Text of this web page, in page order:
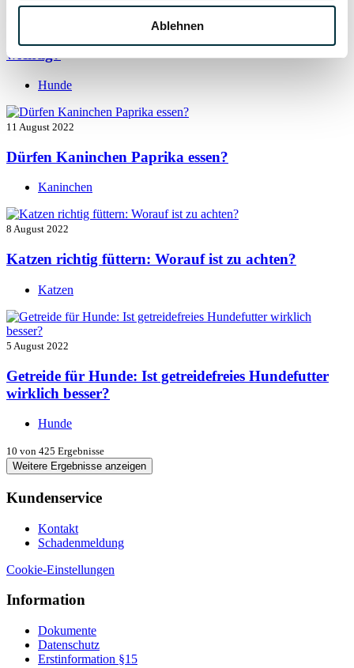
Ablehnen
13 August 2022
wichtig?
Hunde
11 August 2022
Dürfen Kaninchen Paprika essen?
Kaninchen
8 August 2022
Katzen richtig füttern: Worauf ist zu achten?
Katzen
5 August 2022
Getreide für Hunde: Ist getreidefreies Hundefutter
wirklich besser?
Hunde
10 von 425 Ergebnisse
Weitere Ergebnisse anzeigen
Kundenservice
Kontakt
Schadenmeldung
Cookie-Einstellungen
Information
Dokumente
Datenschutz
Erstinformation §15